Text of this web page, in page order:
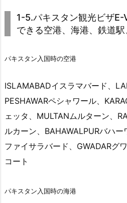
1-5.パキスタン観光ビザ
できる空港、海港、鉄道
パキスタン入国時の空港
ISLAMABADイスラマバード、
PESHAWARペシャワール、
ェッタ、MULTANムルターン、
ルカーン、BAHAWALPURバハ
ファイサラバード、GWADARグ
コート
パキスタン入国時の海港